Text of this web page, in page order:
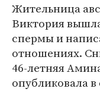
Жительница
Виктория
спермы и
отношениях.
46-летняя
опубликовала в